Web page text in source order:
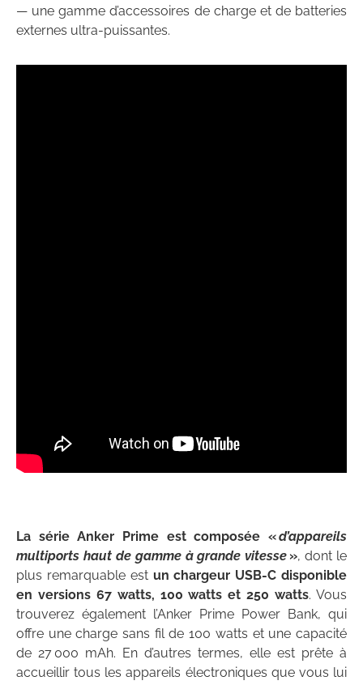
— une gamme d’accessoires de charge et de batteries
externes ultra-puissantes.
La série Anker Prime est composée «d’appareils
multiports haut de gamme à grande vitesse », dont le
plus remarquable est un chargeur USB-C disponible
en versions 67 watts, 100 watts et 250 watts. Vous
trouverez également l’Anker Prime Power Bank, qui
offre une charge sans fil de 100 watts et une capacité
de 27 000 mAh. En d’autres termes, elle est prête à
accueillir tous les appareils électroniques que vous lui